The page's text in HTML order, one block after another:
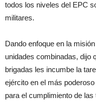
todos los niveles del EPC
militares.
Dando enfoque en la
unidades combinadas, dijo
brigadas les incumbe la
ejército en el más
para el cumplimiento de